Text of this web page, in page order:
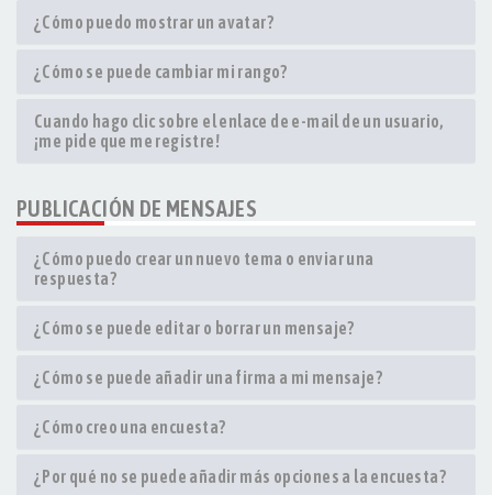
¿Cómo puedo mostrar un avatar?
¿Cómo se puede cambiar mi rango?
Cuando hago clic sobre el enlace de e-mail de un usuario,
¡me pide que me registre!
PUBLICACIÓN DE MENSAJES
¿Cómo puedo crear un nuevo tema o enviar una
respuesta?
¿Cómo se puede editar o borrar un mensaje?
¿Cómo se puede añadir una firma a mi mensaje?
¿Cómo creo una encuesta?
¿Por qué no se puede añadir más opciones a la encuesta?